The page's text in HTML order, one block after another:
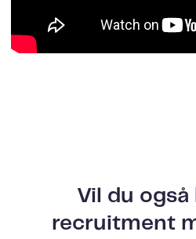
Vil du
recruitment